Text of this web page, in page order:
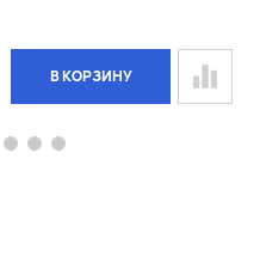
В КОРЗИНУ